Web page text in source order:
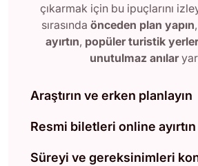
çıkarmak için bu ipuçlarını
sırasında önceden plan yapın,
ayırtın, popüler turistik
unutulmaz anılar
Araştırın ve erken planlayın
Resmi biletleri online ayırtın
Süreyi ve gereksinimleri